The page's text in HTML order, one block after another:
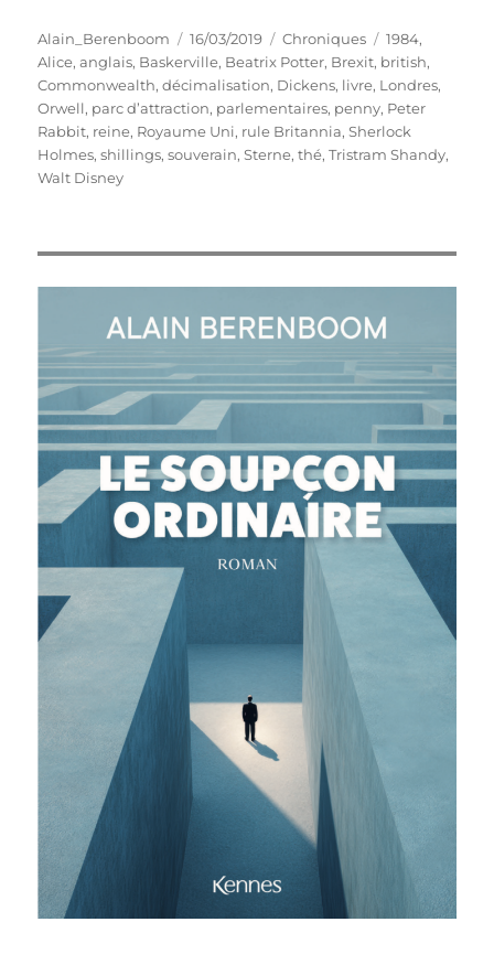
Auteur
Alain_Berenboom
Publié
le
16/03/2019 Catégories
Chroniques Étiquettes
1984,
Alice,anglais, Baskerville, Beatrix Potter, Brexit, british,
Commonwealth,décimalisation, Dickens, livre, Londres,
Orwell, parc d’attraction, parlementaires, penny, Peter
Rabbit, reine, Royaume Uni, rule Britannia,Sherlock
Holmes,shillings,souverain,Sterne,thé,Tristram Shandy,
Walt Disney